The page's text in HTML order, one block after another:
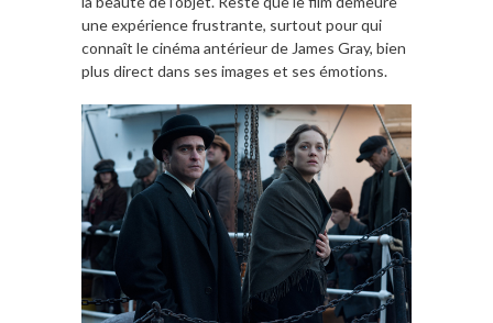
une expérience frustrante, surtout pour qui
connaît le cinéma antérieur de James Gray, bien
plus direct dans ses images et ses émotions.